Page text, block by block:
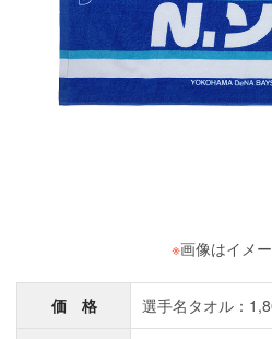
※画像はイメ
価 格 選手名タオル：